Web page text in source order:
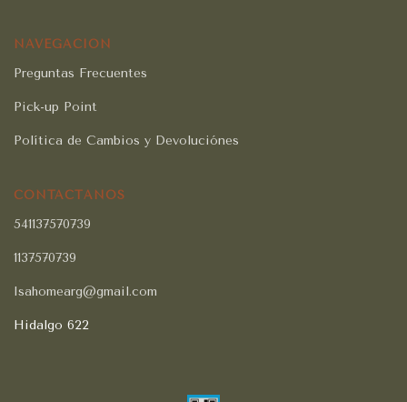
NAVEGACIÓN
Preguntas Frecuentes
Pick-up Point
Política de Cambios y Devoluciónes
CONTACTÁNOS
541137570739
1137570739
Isahomearg@gmail.com
Hidalgo 622